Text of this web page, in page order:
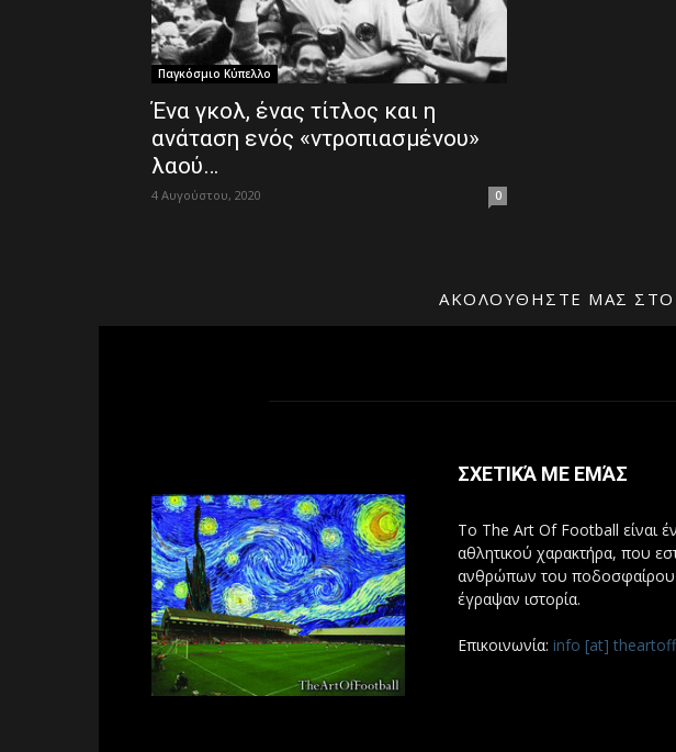
Παγκόσμιο Κύπελλο
Ένα γκολ, ένας τίτλος και η
ανάταση ενός «ντροπιασμένου»
λαού…
4 Αυγούστου, 2020 0
ΑΚΟΛΟΥΘΉΣΤΕ ΜΑΣ ΣΤΟ
ΣΧΕΤΙΚΆ ΜΕ ΕΜΆΣ
Το The Art Of Football είναι
αθλητικού χαρακτήρα, που
ανθρώπων του ποδοσφαίρου
έγραψαν ιστορία.
Επικοινωνία: info [at]